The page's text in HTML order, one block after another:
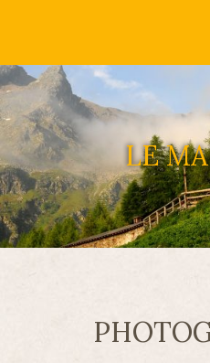
LE